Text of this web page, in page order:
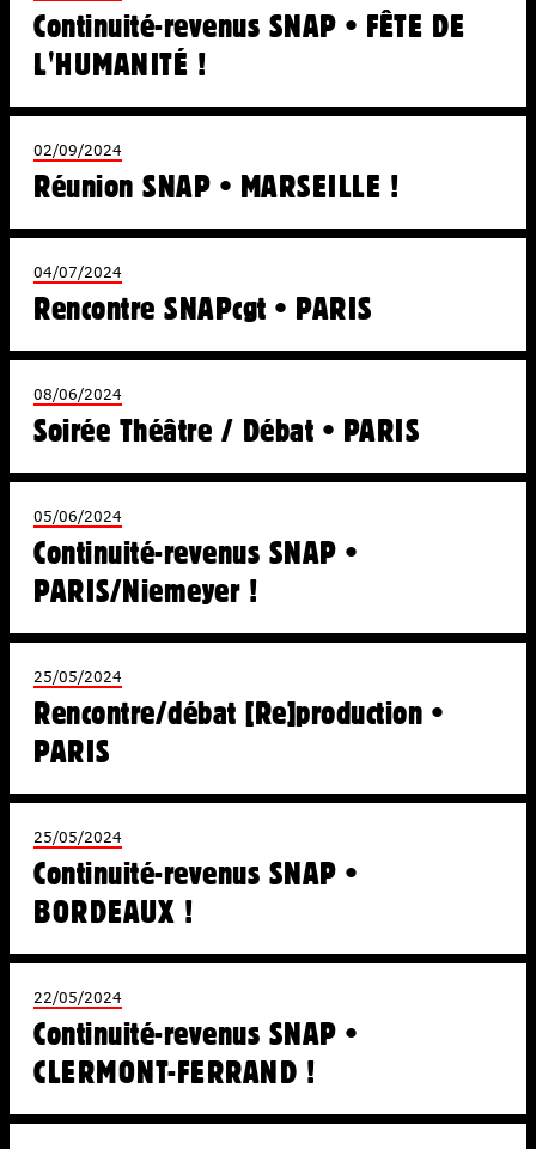
Continuité-revenus SNAP • FÊTE DE
L'HUMANITÉ !
02/09/2024
Réunion SNAP • MARSEILLE !
04/07/2024
Rencontre SNAPcgt • PARIS
08/06/2024
Soirée Théâtre / Débat • PARIS
05/06/2024
Continuité-revenus SNAP •
PARIS/Niemeyer !
25/05/2024
Rencontre/débat [Re]production •
PARIS
25/05/2024
Continuité-revenus SNAP •
BORDEAUX !
22/05/2024
Continuité-revenus SNAP •
CLERMONT-FERRAND !